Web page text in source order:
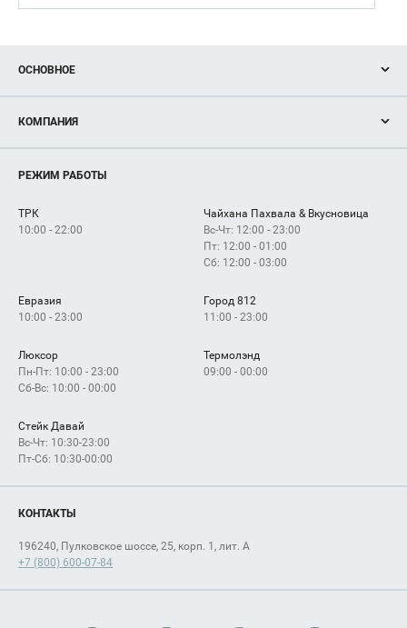
ОСНОВНОЕ
Новости
Магазины
Услуги
КОМПАНИЯ
Рекламодателям
Как добраться
РЕЖИМ РАБОТЫ
ТРК
10:00 - 22:00
Чайхана Пахвала & Вкусновица
Вс-Чт: 12:00 - 23:00
Пт: 12:00 - 01:00
Сб: 12:00 - 03:00
Евразия
10:00 - 23:00
Город 812
11:00 - 23:00
Люксор
Пн-Пт: 10:00 - 23:00
Сб-Вс: 10:00 - 00:00
Термолэнд
09:00 - 00:00
Стейк Давай
Вс-Чт: 10:30-23:00
Пт-Сб: 10:30-00:00
КОНТАКТЫ
196240, Пулковское шоссе, 25, корп. 1, лит. А
+7 (800) 600-07-84